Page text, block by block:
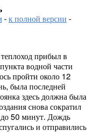
-к полной версии -
прибыл в
водной части
пройти около 12
была последней
здесь должна была
снова сократил
до 50 минут. Дождь
и отправились